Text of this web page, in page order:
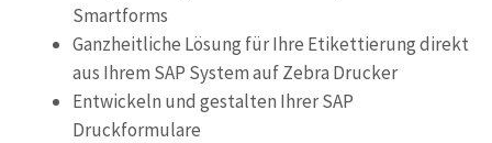
Smartforms
Ganzheitliche Lösung für Ihre Etikettierung direkt
aus Ihrem SAP System auf Zebra Drucker
Entwickeln und gestalten Ihrer SAP
Druckformulare